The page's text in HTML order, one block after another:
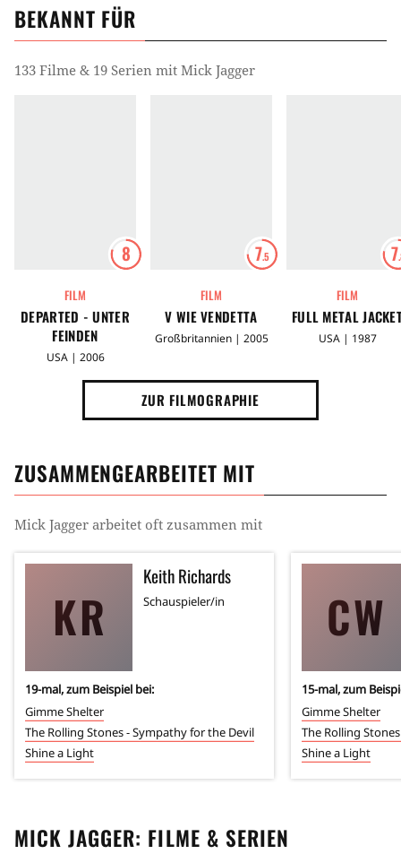
BEKANNT FÜR
133 Filme & 19 Serien mit Mick Jagger
8
FILM
DEPARTED - UNTER
FEINDEN
USA | 2006
7.5
FILM
V WIE VENDETTA
Großbritannien | 2005
7
FILM
FULL METAL
USA | 1987
ZUR FILMOGRAPHIE
ZUSAMMENGEARBEITET MIT
Mick Jagger arbeitet oft zusammen mit
KR
Keith Richards
Schauspieler/in
19-mal, zum Beispiel bei:
Gimme Shelter
The Rolling Stones - Sympathy for the Devil
Shine a Light
CW
15-mal, zum
Gimme Shelter
The Rolling
Shine a Light
MICK JAGGER: FILME & SERIEN